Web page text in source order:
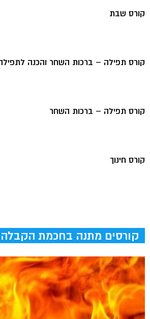
קורס שבת
קורס תפילה – ברכות השחר והכנה
קורס תפילה – ברכות השחר
קורס חינוך
קורסים מתנה בחכמת הקבלה